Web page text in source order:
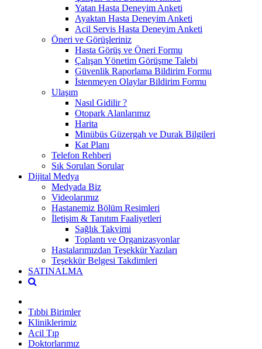
Yatan Hasta Deneyim Anketi
Ayaktan Hasta Deneyim Anketi
Acil Servis Hasta Deneyim Anketi
Öneri ve Görüşleriniz
Hasta Görüş ve Öneri Formu
Çalışan Yönetim Görüşme Talebi
Güvenlik Raporlama Bildirim Formu
İstenmeyen Olaylar Bildirim Formu
Ulaşım
Nasıl Gidilir ?
Otopark Alanlarımız
Harita
Minübüs Güzergah ve Durak Bilgileri
Kat Planı
Telefon Rehberi
Sık Sorulan Sorular
Dijital Medya
Medyada Biz
Videolarımız
Hastanemiz Bölüm Resimleri
İletişim & Tanıtım Faaliyetleri
Sağlık Takvimi
Toplantı ve Organizasyonlar
Hastalarımızdan Teşekkür Yazıları
Teşekkür Belgesi Takdimleri
SATINALMA
Tıbbi Birimler
Kliniklerimiz
Acil Tıp
Doktorlarımız